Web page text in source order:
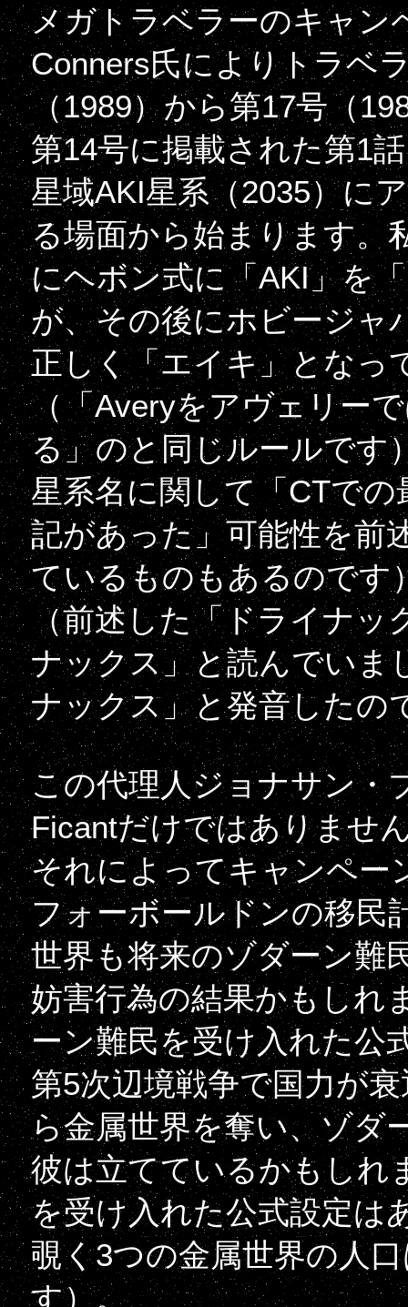
メガトラベラーのキャン
Conners氏によりトラベ
（1989）から第17号（
第14号に掲載された第1
星域AKI星系（2035）に
る場面から始まります。
にヘボン式に「AKI」を
が、その後にホビージャ
正しく「エイキ」となっ
（「Averyをアヴェリー
る」のと同じルールです
星系名に関して「CTで
記があった」可能性を前
ているものもあるのです
（前述した「ドライナッ
ナックス」と読んでいま
ナックス」と発音したの
この代理人ジョナサン・
Ficantだけではありませ
それによってキャンペー
フォーボールドンの移民
世界も将来のゾダーン難
妨害行為の結果かもしれ
ーン難民を受け入れた公
第5次辺境戦争で国力が
ら金属世界を奪い、ゾダ
彼は立てているかもしれ
を受け入れた公式設定は
覗く3つの金属世界の人
す）。